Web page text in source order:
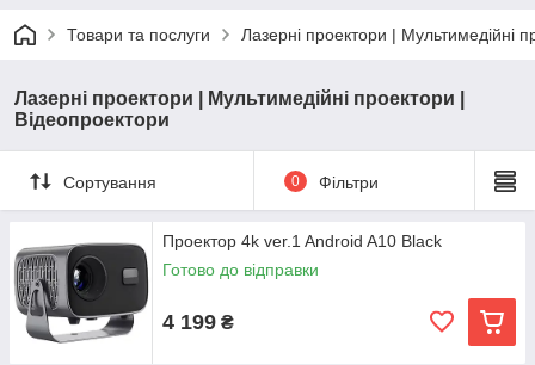
Товари та послуги Лазерні проектори | Мультимедійні
Лазерні проектори | Мультимедійні проектори |
Відеопроектори
Сортування 0 Фільтри
Проектор 4k ver.1 Android A10 Black
Готово до відправки
4 199 ₴